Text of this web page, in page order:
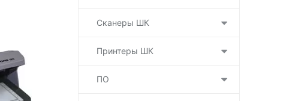
Сканеры ШК
Принтеры ШК
ПО